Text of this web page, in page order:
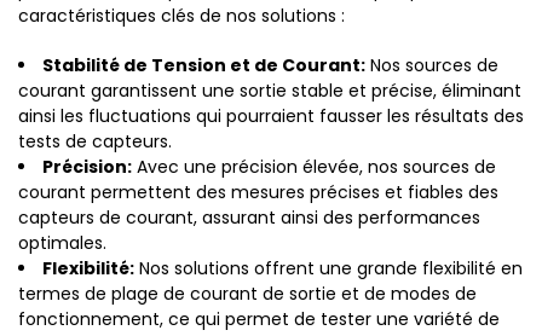
caractéristiques clés de nos solutions :
Stabilité de Tension et de Courant: Nos sources de
courant garantissent une sortie stable et précise, éliminant
ainsi les fluctuations qui pourraient fausser les résultats des
tests de capteurs.
Précision: Avec une précision élevée, nos sources de
courant permettent des mesures précises et fiables des
capteurs de courant, assurant ainsi des performances
optimales.
Flexibilité: Nos solutions offrent une grande flexibilité en
termes de plage de courant de sortie et de modes de
fonctionnement, ce qui permet de tester une variété de